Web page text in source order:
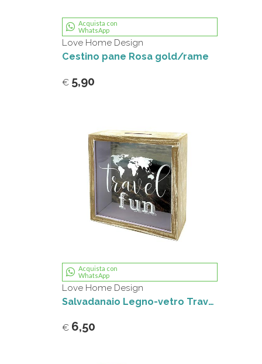
Acquista con
WhatsApp
Love Home Design
Cestino pane Rosa gold/rame
€ 5,90
Acquista con
WhatsApp
Love Home Design
Salvadanaio Legno-vetro Travel fun
€ 6,50